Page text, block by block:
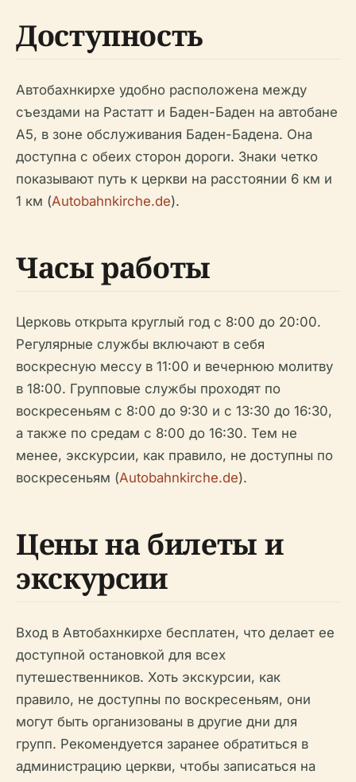
Доступность
Автобахнкирхе удобно расположена между
съездами на Растатт и Баден-Баден на автобане
A5, в зоне обслуживания Баден-Бадена. Она
доступна с обеих сторон дороги. Знаки четко
показывают путь к церкви на расстоянии 6 км и
1 км (Autobahnkirche.de).
Часы работы
Церковь открыта круглый год с 8:00 до 20:00.
Регулярные службы включают в себя
воскресную мессу в 11:00 и вечернюю молитву
в 18:00. Групповые службы проходят по
воскресеньям с 8:00 до 9:30 и с 13:30 до 16:30,
а также по средам с 8:00 до 16:30. Тем не
менее, экскурсии, как правило, не доступны по
воскресеньям (Autobahnkirche.de).
Цены на билеты и
экскурсии
Вход в Автобахнкирхе бесплатен, что делает ее
доступной остановкой для всех
путешественников. Хоть экскурсии, как
правило, не доступны по воскресеньям, они
могут быть организованы в другие дни для
групп. Рекомендуется заранее обратиться в
администрацию церкви, чтобы записаться на